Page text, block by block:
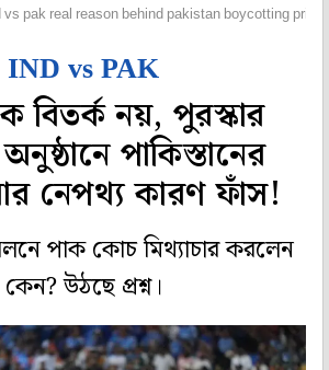
vs pak real reason behind pakistan boycotting prize
IND vs PAK
বিতর্ক নয়, পুরস্কার
পাকিস্তানের
নেপথ্য কারণ ফাঁস!
পাক কোচ মিথ্যাচার করলেন
কেন? উঠছে প্রশ্ন।